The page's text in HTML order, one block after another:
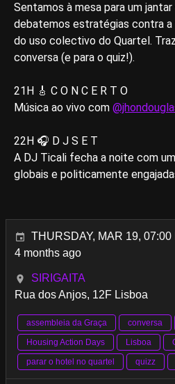
Sentamos à mesa para um
debatemos estratégias contra
do uso colectivo do Quartel.
conversa (e para o quiz!).
21H 🎸 C O N C E R T O
Música ao vivo com
22H 🎧 D J S E T
A DJ Ticali fecha a noite com
globais e politicamente
THURSDAY, MAR 19, 07:00
4 months ago
SIRIGAITA
Rua dos Anjos, 12F Lisboa
assembleia da Graça conversa
Housing Action Days
Lisboa
parar o hotel no quartel
quizz